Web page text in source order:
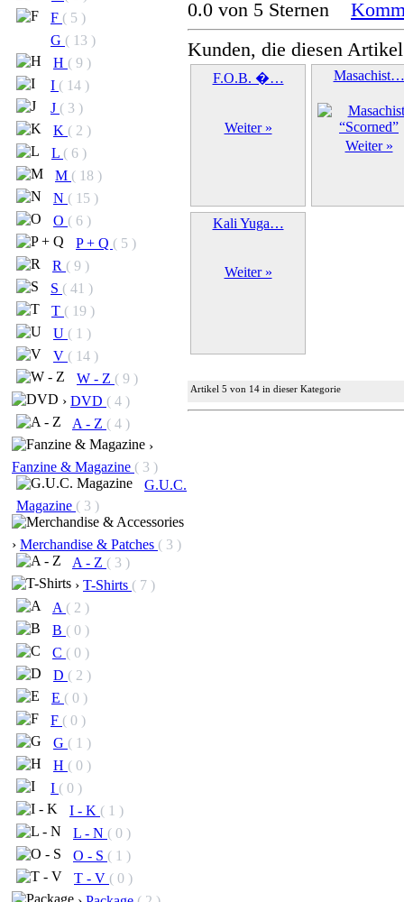
F ( 5 )
G ( 13 )
H ( 9 )
I ( 14 )
J ( 3 )
K ( 2 )
L ( 6 )
M ( 18 )
N ( 15 )
O ( 6 )
P + Q ( 5 )
R ( 9 )
S ( 41 )
T ( 19 )
U ( 1 )
V ( 14 )
W - Z ( 9 )
› DVD ( 4 )
A - Z ( 4 )
›
Fanzine & Magazine ( 3 )
G.U.C.
Magazine ( 3 )
› Merchandise & Patches ( 3 )
A - Z ( 3 )
› T-Shirts ( 7 )
A ( 2 )
B ( 0 )
C ( 0 )
D ( 2 )
E ( 0 )
F ( 0 )
G ( 1 )
H ( 0 )
I ( 0 )
I - K ( 1 )
L - N ( 0 )
O - S ( 1 )
T - V ( 0 )
0.0 von 5 Sternen
Kunden, die diesen
F.O.B. �…
Weiter »
Masachist…
Weiter »
Kali Yuga…
Weiter »
Artikel 5 von 14 in dieser Kategorie